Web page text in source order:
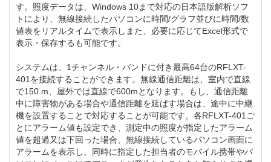
す。照度データは、Windows 10まで対応の日本語版解析ソフ
トにより、無線接続したパソコンに時間/グラフ並びに時間/数
値表をリアルタイムで表示しまた、必要に応じてExcel形式で
表示・保存するも可能です。
システムは、1チャンネル・バンドに付き最高64台のRFLXT-
401を接続することができます。無線通信距離は、室内で直線
で150 m、屋外では直線で600mとなります。もし、通信距離
中に障害物がある場合や通信距離を延ばす場合は、途中に中継
機を設置することで対応することが可能です。各RFLXT-401ご
とにアラーム値も設定でき、測定中の照度が指定したアラーム
値を超過又は下回った場合、無線接続しているパソコン画面に
アラームを表示し、同時に指定した担当者のモバイル携帯やパ